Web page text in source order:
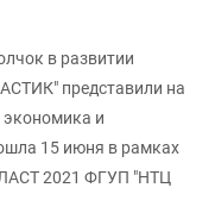
в развитии
представили на
и
15 июня в рамках
2021 ФГУП "НТЦ